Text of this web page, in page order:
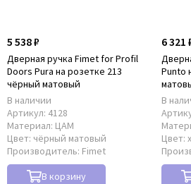
5 538 ₽
Дверная ручка Fimet for Рrofil
Doors Pura на розетке 213
чёрный матовый
В наличии
Артикул: 4128
Материал: ЦАМ
Цвет: чёрный матовый
Производитель: Fimet
В корзину
6 321
Punto
В
Цвет: